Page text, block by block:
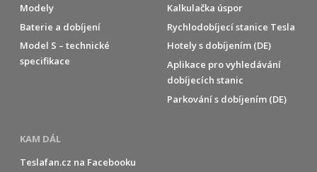
Modely
Baterie a dobíjení
Model S – technické
specifikace
Kalkulačka úspor
Rychlodobíjecí stanice Tesla
Hotely s dobíjením (DE)
Aplikace pro vyhledávání
dobíjecích stanic
Parkování s dobíjením (DE)
KAM DÁL
Teslafan.cz na Facebooku